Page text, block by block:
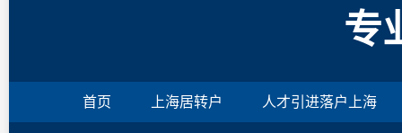
专
首页 上海居转户 人才引进落户上海